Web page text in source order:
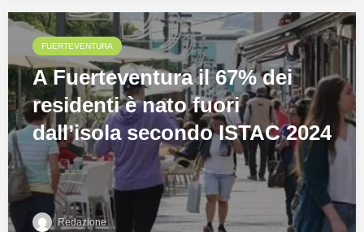
FUERTEVENTURA
A Fuerteventura il 67% dei
residenti è nato fuori
dall’isola secondo ISTAC 2024
Redazione